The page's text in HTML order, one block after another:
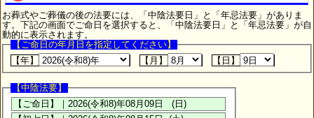
お葬式やご葬儀の後の法要には、「中陰法要日」と「年忌法要」がありま
す。下記の画面でご命日を選択すると、「中陰法要日」と「年忌法要」が自
動的に表示されます。
【ご命日の年月日を指定してください】
【年】
【月】 【日】
【中陰法要】